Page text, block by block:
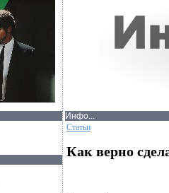
Инфо...
Статьи
Как верно